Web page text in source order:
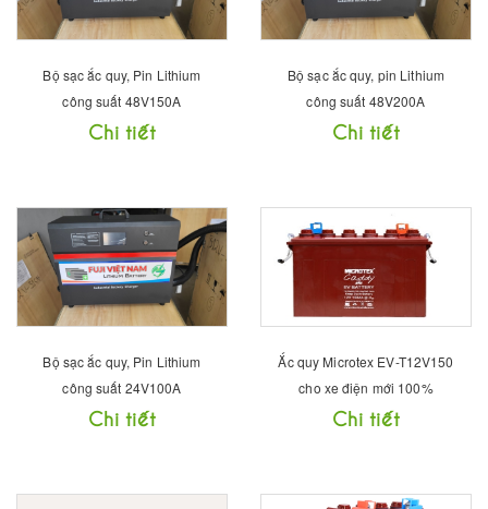
Bộ sạc ắc quy, Pin Lithium
công suất 48V150A
Chi tiết
Bộ sạc ắc quy, pin Lithium
công suất 48V200A
Chi tiết
Bộ sạc ắc quy, Pin Lithium
công suất 24V100A
Chi tiết
Ắc quy Microtex EV-T12V150
cho xe điện mới 100%
Chi tiết